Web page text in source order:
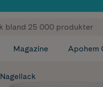
Magazine Apohem
Nagellack